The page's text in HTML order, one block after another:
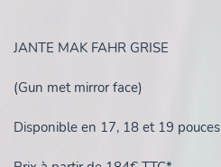
JANTE MAK FAHR GRISE
(Gun met mirror face)
Disponible en 17, 18 et 19 pouces